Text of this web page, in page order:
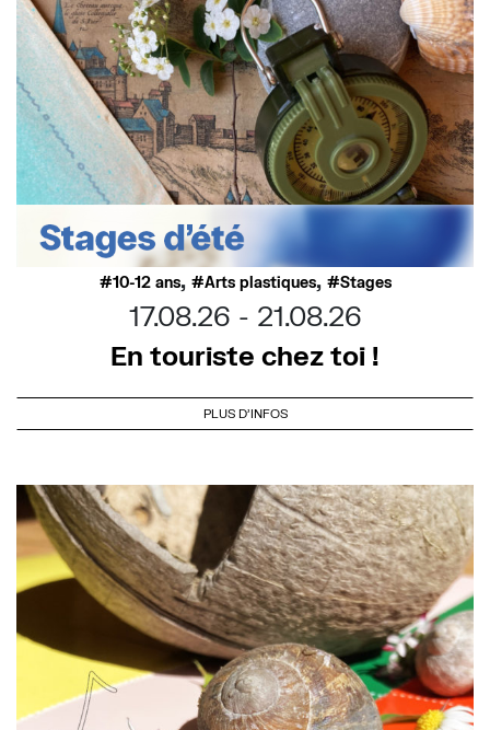
10-12 ans, Arts plastiques, Stages
17.08.26
21.08.26
En touriste chez toi !
PLUS D'INFOS